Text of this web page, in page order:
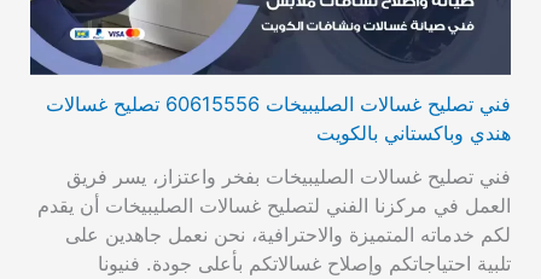
فني تصليح غسالات الصليبيخات 60615556 تصليح غسالات
هندي وباكستاني بالكويت
فني تصليح غسالات الصليبيخات بفخر واعتزاز، يسر فريق
العمل في مركزنا الفني لتصليح غسالات الصليبيخات أن يقدم
لكم خدماته المتميزة والاحترافية، نحن نعمل جاهدين على
تلبية احتياجاتكم وإصلاح غسالاتكم بأعلى جودة. فنيونا